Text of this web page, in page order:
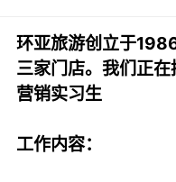
环亚旅游创立于
三家门店。我们正
营销实习生
工作内容：